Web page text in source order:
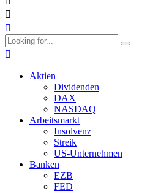
Aktien
Dividenden
DAX
NASDAQ
Arbeitsmarkt
Insolvenz
Streik
US-Unternehmen
Banken
EZB
FED